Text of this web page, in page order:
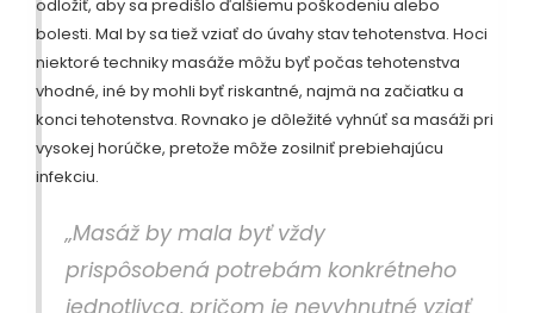
odložiť, aby sa predišlo ďalšiemu poškodeniu alebo
bolesti. Mal by sa tiež vziať do úvahy stav tehotenstva. Hoci
niektoré techniky masáže môžu byť počas tehotenstva
vhodné, iné by mohli byť riskantné, najmä na začiatku a
konci tehotenstva. Rovnako je dôležité vyhnúť sa masáži pri
vysokej horúčke, pretože môže zosilniť prebiehajúcu
infekciu.
„Masáž by mala byť vždy
prispôsobená potrebám konkrétneho
jednotlivca, pričom je nevyhnutné vziať